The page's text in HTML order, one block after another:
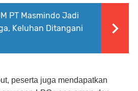
PT Masmindo Jadi
Keluhan Ditangani
peserta juga mendapatkan